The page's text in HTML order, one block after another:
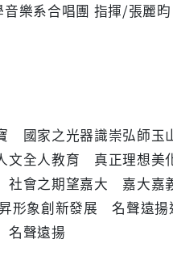
樂系合唱團 指揮/張麗
國家之光器識崇弘師玉
文全人教育 真正理想
社會之期望嘉大 嘉大
形象創新發展 名聲遠
名聲遠揚